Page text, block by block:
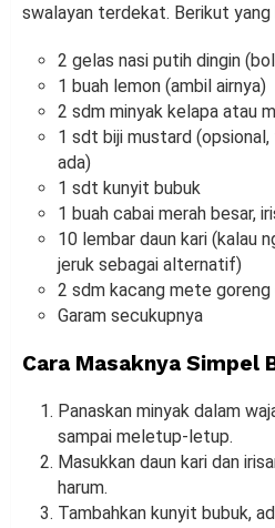
swalayan terdekat. Berikut yang
2 gelas nasi putih dingin
1 buah lemon (ambil airnya)
2 sdm minyak kelapa atau
1 sdt biji mustard
ada)
1 sdt kunyit bubuk
1 buah cabai merah besar,
10 lembar daun kari (kalau
jeruk sebagai alternatif)
2 sdm kacang mete
Garam secukupnya
Cara Masaknya Simpel
Panaskan minyak dalam
sampai meletup-letup.
Masukkan daun kari dan
harum.
Tambahkan kunyit bubuk,